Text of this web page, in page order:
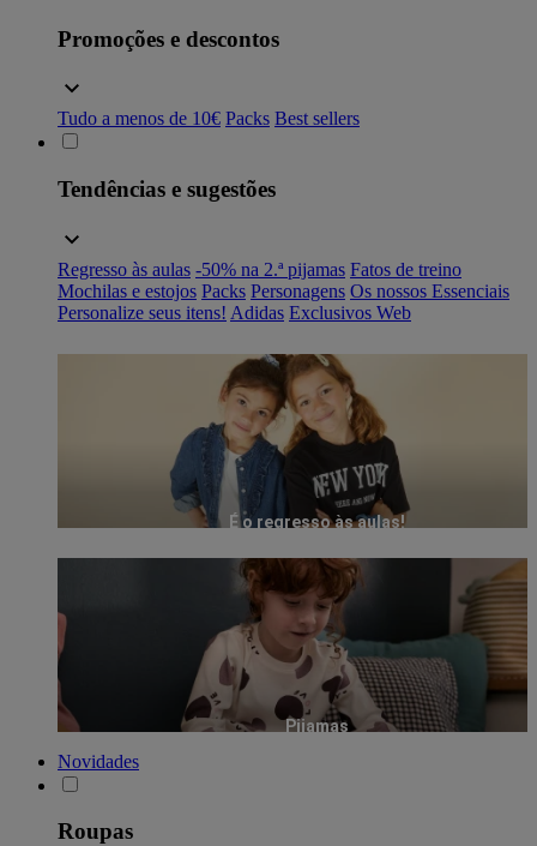
Promoções e descontos
Tudo a menos de 10€ Packs Best sellers
Tendências e sugestões
Regresso às aulas -50% na 2.ª pijamas Fatos de treino
Mochilas e estojos Packs Personagens Os nossos Essenciais
Personalize seus itens! Adidas Exclusivos Web
É o regresso às aulas!
Pijamas
Novidades
Roupas